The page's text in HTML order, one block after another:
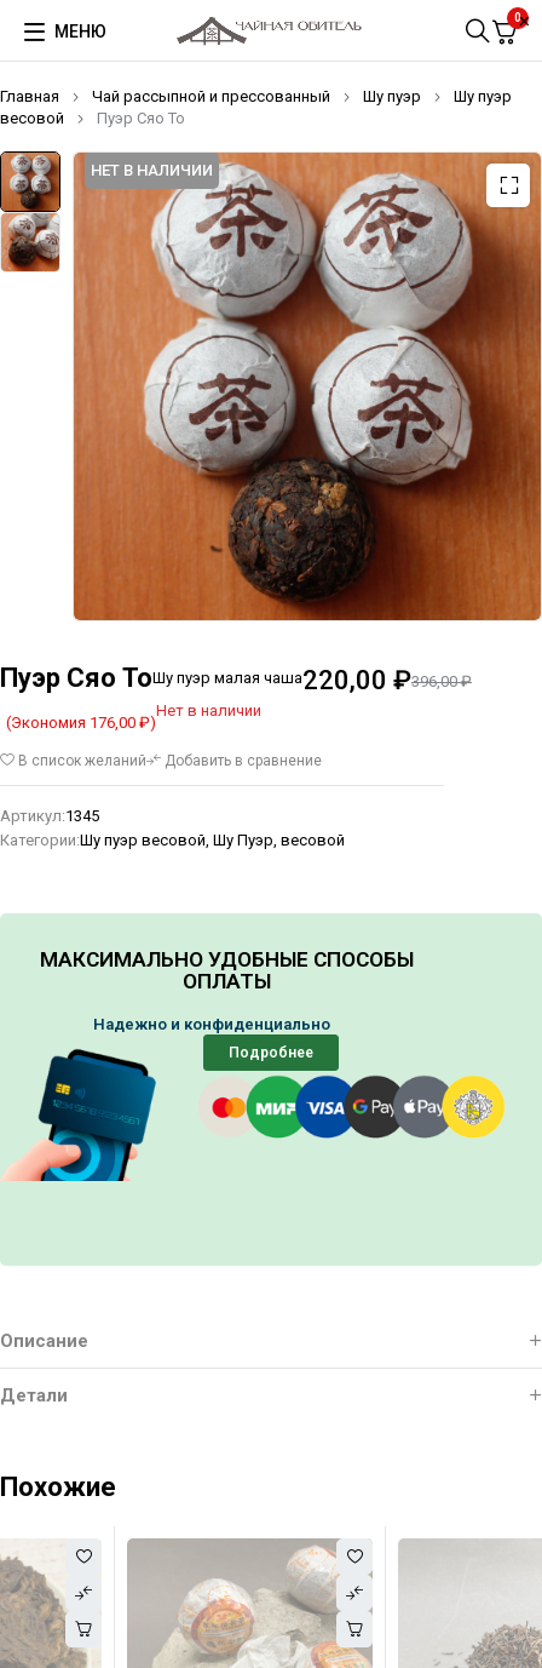
МЕНЮ
0
Главная Чай рассыпной и прессованный Шу пуэр
Шу пуэр
весовой
Пуэр Сяо То
НЕТ В НАЛИЧИИ
Пуэр Сяо ТоШу пуэр малая чаша 396,00₽
220,00 ₽
(Экономия 176,00 ₽)
Нет в наличии
В список желаний Добавить в сравнение
Артикул:1345
Категории:Шу пуэр весовой, Шу Пуэр, весовой
МАКСИМАЛЬНО УДОБНЫЕ СПОСОБЫ
ОПЛАТЫ
Надежно и конфиденциально
Подробнее
Описание
Детали
Похожие